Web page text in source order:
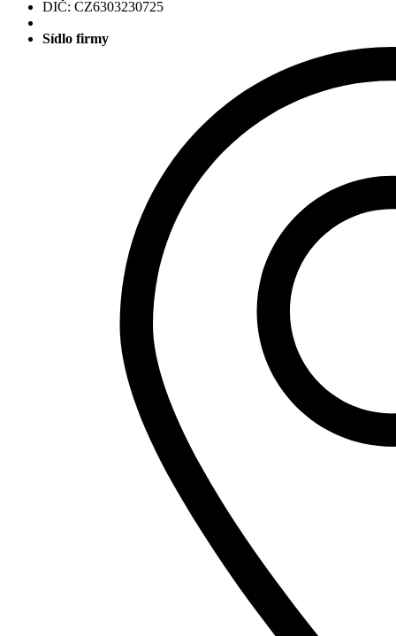
DIČ: CZ6303230725
Sídlo firmy